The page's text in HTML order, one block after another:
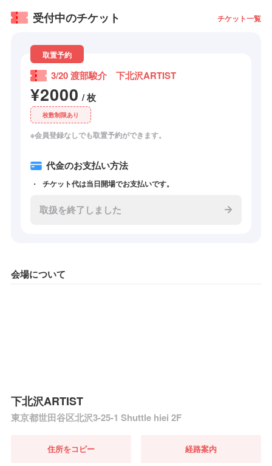
受付中のチケット チケット一覧
取置予約
3/20 渡部駿介 下北沢ARTIST
¥2000 / 枚
枚数制限あり
※会員登録なしでも取置予約ができます。
代金のお支払い方法
チケット代は当日開場でお支払いです。
取扱を終了しました
会場について
下北沢ARTIST
東京都世田谷区北沢3-25-1 Shuttle hiei 2F
住所をコピー 経路案内